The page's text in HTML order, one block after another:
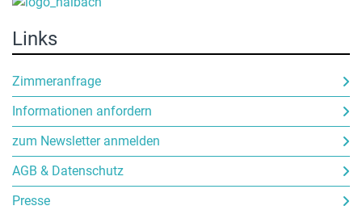
Links
Zimmeranfrage
Informationen anfordern
zum Newsletter anmelden
AGB & Datenschutz
Presse